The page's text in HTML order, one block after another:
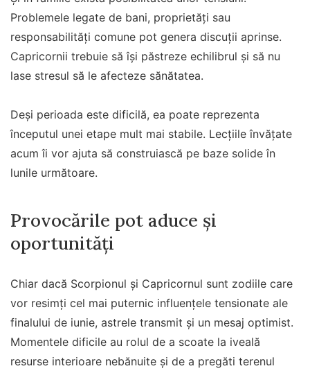
Problemele legate de bani, proprietăți sau
responsabilități comune pot genera discuții aprinse.
Capricornii trebuie să își păstreze echilibrul și să nu
lase stresul să le afecteze sănătatea.
Deși perioada este dificilă, ea poate reprezenta
începutul unei etape mult mai stabile. Lecțiile învățate
acum îi vor ajuta să construiască pe baze solide în
lunile următoare.
Provocările pot aduce și
oportunități
Chiar dacă Scorpionul și Capricornul sunt zodiile care
vor resimți cel mai puternic influențele tensionate ale
finalului de iunie, astrele transmit și un mesaj optimist.
Momentele dificile au rolul de a scoate la iveală
resurse interioare nebănuite și de a pregăti terenul